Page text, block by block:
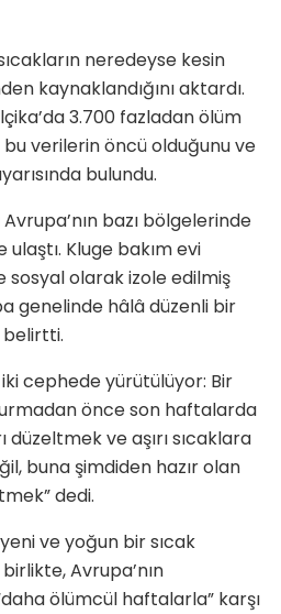
neredeyse kesin
kaynaklandığını aktardı.
3.700 fazladan ölüm
verilerin öncü olduğunu ve
bulundu.
Avrupa’nın bazı bölgelerinde
Kluge bakım evi
sosyal olarak izole edilmiş
genelinde hâlâ düzenli bir
belirtti.
iki cephede yürütülüyor: Bir
önce son haftalarda
düzeltmek ve aşırı sıcaklara
buna şimdiden hazır olan
dedi.
ve yoğun bir sıcak
Avrupa’nın
ölümcül haftalarla” karşı